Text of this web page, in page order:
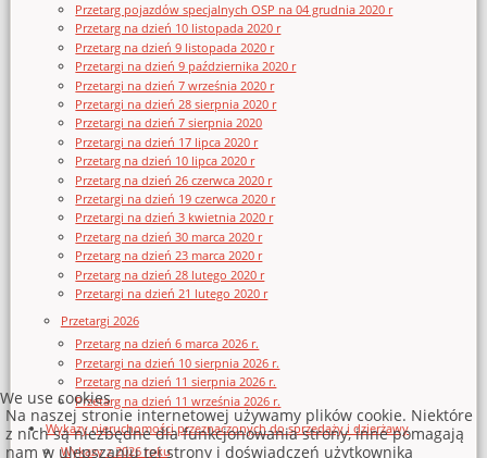
Przetarg pojazdów specjalnych OSP na 04 grudnia 2020 r
Przetarg na dzień 10 listopada 2020 r
Przetarg na dzień 9 listopada 2020 r
Przetargi na dzień 9 października 2020 r
Przetargi na dzień 7 września 2020 r
Przetargi na dzień 28 sierpnia 2020 r
Przetargi na dzień 7 sierpnia 2020
Przetargi na dzień 17 lipca 2020 r
Przetarg na dzień 10 lipca 2020 r
Przetarg na dzień 26 czerwca 2020 r
Przetargi na dzień 19 czerwca 2020 r
Przetargi na dzień 3 kwietnia 2020 r
Przetarg na dzień 30 marca 2020 r
Przetarg na dzień 23 marca 2020 r
Przetarg na dzień 28 lutego 2020 r
Przetargi na dzień 21 lutego 2020 r
Przetargi 2026
Przetarg na dzień 6 marca 2026 r.
Przetargi na dzień 10 sierpnia 2026 r.
Przetarg na dzień 11 sierpnia 2026 r.
Przetarg na dzień 11 września 2026 r.
Wykazy nieruchomości przeznaczonych do sprzedaży i dzierżawy
Wykazy z 2026 roku
We use cookies
Na naszej stronie internetowej używamy plików cookie. Niektóre
z nich są niezbędne dla funkcjonowania strony, inne pomagają
nam w ulepszaniu tej strony i doświadczeń użytkownika